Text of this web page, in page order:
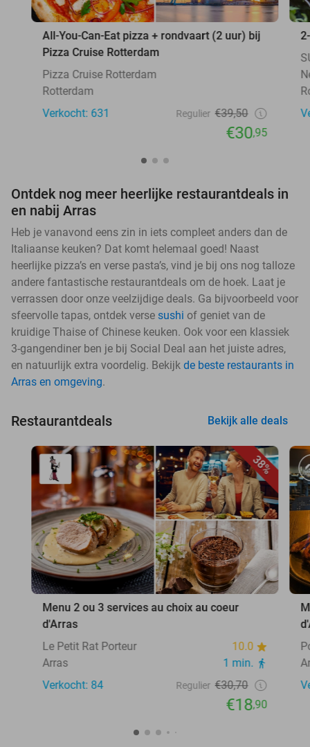
All-You-Can-Eat pizza + rondvaart (2 uur) bij
Pizza Cruise Rotterdam
Pizza Cruise Rotterdam
Rotterdam
Verkocht: 631
Regulier €39,50
€30,95
Ontdek nog meer heerlijke restaurantdeals in
en nabij Arras
Heb je vanavond eens zin in iets compleet anders dan de
Italiaanse keuken? Dat komt helemaal goed! Naast
heerlijke pizza’s en verse pasta’s, vind je bij ons nog talloze
andere fantastische restaurantdeals om de hoek. Laat je
verrassen door onze veelzijdige deals. Ga bijvoorbeeld voor
sfeervolle tapas, ontdek verse sushi of geniet van de
kruidige Thaise of Chinese keuken. Ook voor een klassiek
3-gangendiner ben je bij Social Deal aan het juiste adres,
en natuurlijk extra voordelig. Bekijk de beste restaurants in
Arras en omgeving.
Restaurantdeals Bekijk alle deals
38%
Menu 2 ou 3 services au choix au coeur
d'Arras
Le Petit Rat Porteur
10.0
Arras
1 min.
Verkocht: 84
Regulier €30,70
€18,90